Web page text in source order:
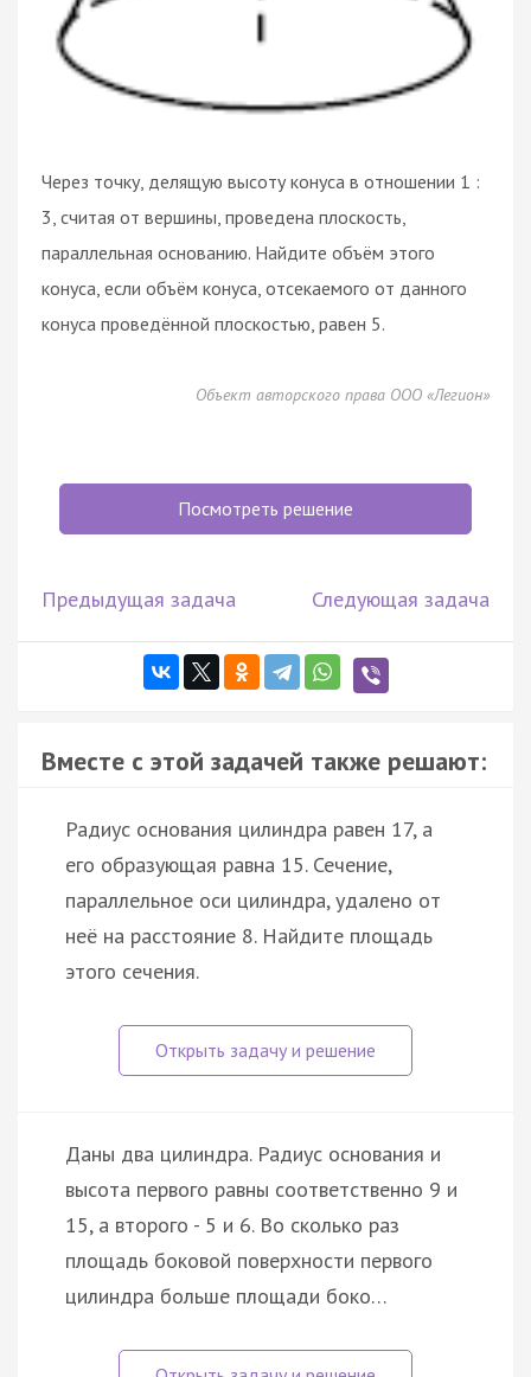
Через точку, делящую высоту конуса в отношении 1 :
3, считая от вершины, проведена плоскость,
параллельная основанию. Найдите объём этого
конуса, если объём конуса, отсекаемого от данного
конуса проведённой плоскостью, равен 5.
Объект авторского права ООО «Легион»
Посмотреть решение
Предыдущая задача Следующая задача
Вместе с этой задачей также решают:
Радиус основания цилиндра равен 17, а
его образующая равна 15. Сечение,
параллельное оси цилиндра, удалено от
неё на расстояние 8. Найдите площадь
этого сечения.
Даны два цилиндра. Радиус основания и
высота первого равны соответственно 9 и
15, а второго - 5 и 6. Во сколько раз
площадь боковой поверхности первого
цилиндра больше площади боко…